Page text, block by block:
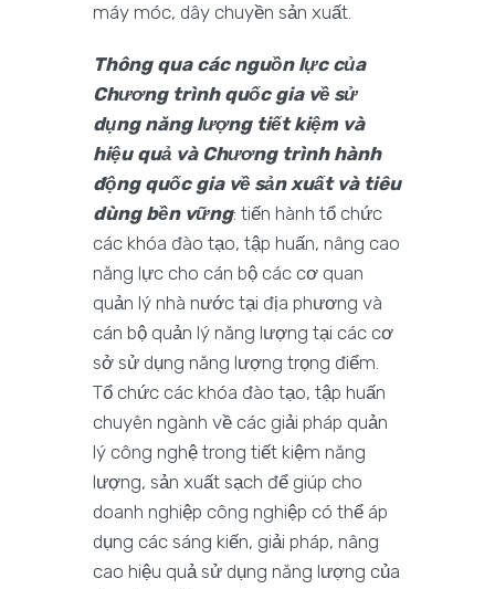
máy móc, dây chuyền sản xuất.
Thông qua các nguồn lực của
Chương trình quốc gia về sử
dụng năng lượng tiết kiệm và
hiệu quả và Chương trình hành
động quốc gia về sản xuất và tiêu
dùng bền vững: tiến hành tổ chức
các khóa đào tạo, tập huấn, nâng cao
năng lực cho cán bộ các cơ quan
quản lý nhà nước tại địa phương và
cán bộ quản lý năng lượng tại các cơ
sở sử dụng năng lượng trọng điểm.
Tổ chức các khóa đào tạo, tập huấn
chuyên ngành về các giải pháp quản
lý công nghệ trong tiết kiệm năng
lượng, sản xuất sạch để giúp cho
doanh nghiệp công nghiệp có thể áp
dụng các sáng kiến, giải pháp, nâng
cao hiệu quả sử dụng năng lượng của